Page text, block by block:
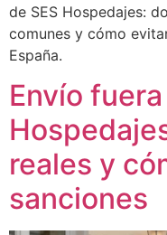
de SES Hospedajes:
comunes y cómo
España.
Envío
reales y
sanciones